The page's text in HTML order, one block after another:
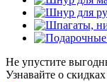
Не упустите
Узнавайте о